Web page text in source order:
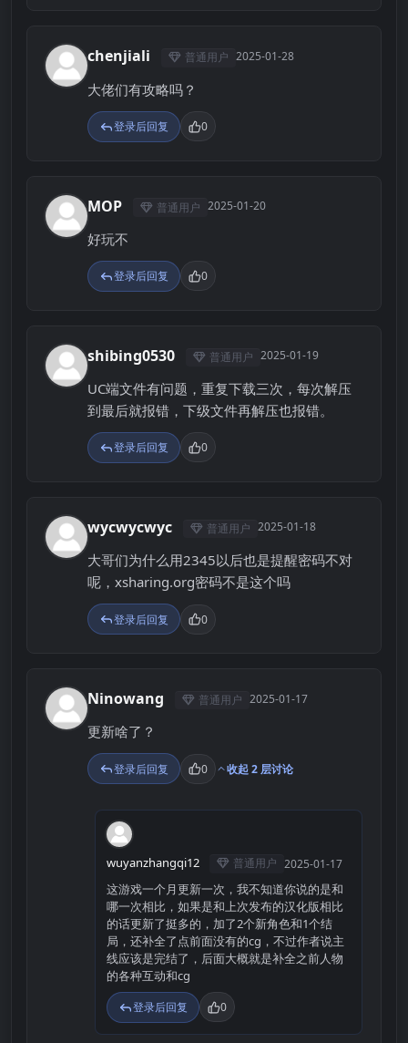
C chenjiali 普通用户 2025-01-28
大佬们有攻略吗？
登录后回复 0
M MOP 普通用户 2025-01-20
好玩不
登录后回复 0
S shibing0530 普通用户 2025-01-19
UC端文件有问题，重复下载三次，每次解压
到最后就报错，下级文件再解压也报错。
登录后回复 0
W wycwycwyc 普通用户 2025-01-18
大哥们为什么用2345以后也是提醒密码不对
呢，xsharing.org密码不是这个吗
登录后回复 0
N Ninowang 普通用户 2025-01-17
更新啥了？
登录后回复 0 收起 2 层讨论
W
wuyanzhangqi12 普通用户 2025-01-17
这游戏一个月更新一次，我不知道你说的是和
哪一次相比，如果是和上次发布的汉化版相比
的话更新了挺多的，加了2个新角色和1个结
局，还补全了点前面没有的cg，不过作者说主
线应该是完结了，后面大概就是补全之前人物
的各种互动和cg
登录后回复 0